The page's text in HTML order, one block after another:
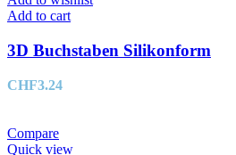
Add to cart
3D Buchstaben Silikonform
CHF3.24
Compare
Quick view